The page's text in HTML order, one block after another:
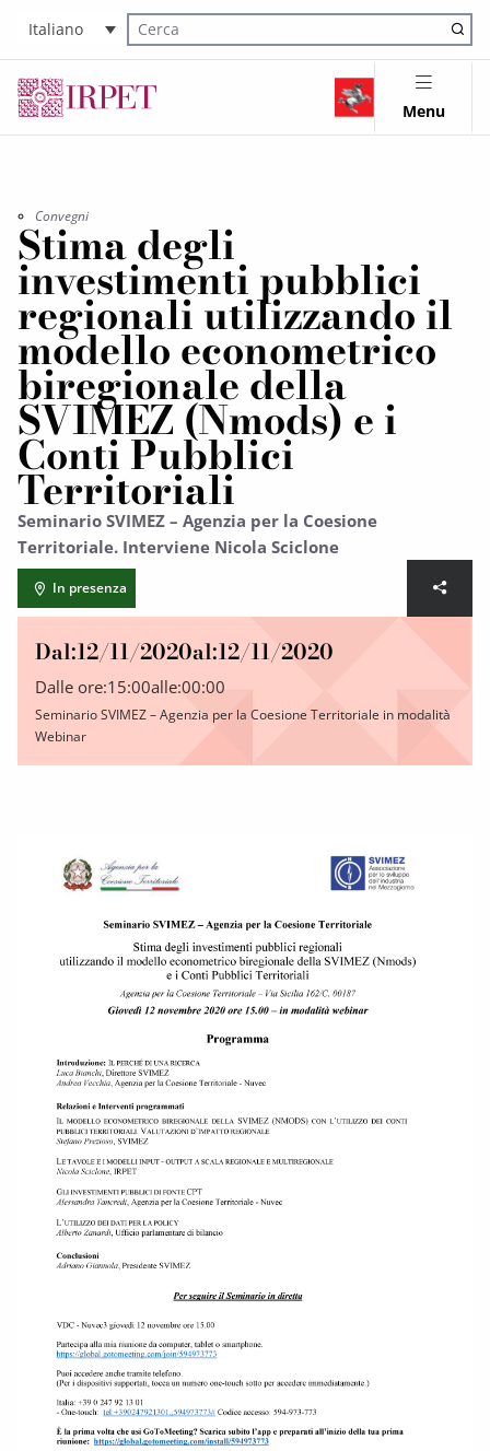
Italiano
Cerca nel sito
Menu
Convegni
Stima degli
investimenti pubblici
regionali utilizzando il
modello econometrico
biregionale della
SVIMEZ (Nmods) e i
Conti Pubblici
Territoriali
Seminario SVIMEZ – Agenzia per la Coesione
Territoriale. Interviene Nicola Sciclone
In presenza
Dal:12/11/2020al:12/11/2020
Dalle ore:15:00alle:00:00
Seminario SVIMEZ – Agenzia per la Coesione Territoriale in modalità
Webinar